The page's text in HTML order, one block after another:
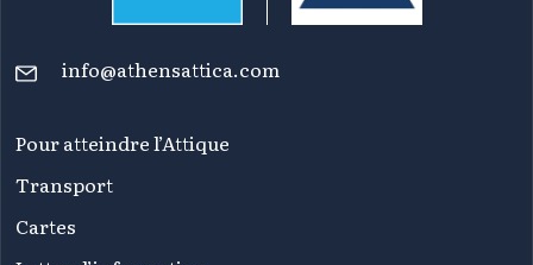
info@athensattica.com
Pour atteindre l’Attique
Transport
Cartes